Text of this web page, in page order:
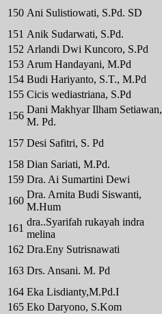
150 Ani Sulistiowati, S.Pd. SD
151 Anik Sudarwati, S.Pd.
152 Arlandi Dwi Kuncoro, S.Pd
153 Arum Handayani, M.Pd
154 Budi Hariyanto, S.T., M.Pd
155 Cicis wediastriana, S.Pd
156
Dani Makhyar Ilham Setiawan,
M. Pd.
157 Desi Safitri, S. Pd
158 Dian Sariati, M.Pd.
159 Dra. Ai Sumartini Dewi
160
Dra. Arnita Budi Siswanti,
M.Hum
161
dra..Syarifah rukayah indra
melina
162 Dra.Eny Sutrisnawati
163 Drs. Ansani. M. Pd
164 Eka Lisdianty,M.Pd.I
165 Eko Daryono, S.Kom